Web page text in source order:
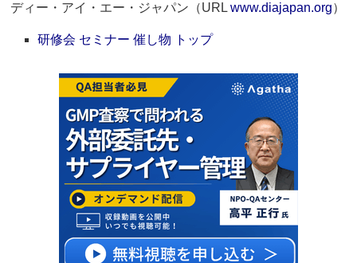
ディー・アイ・エー・ジャパン（URLwww.diajapan.org）
研修会 セミナー 催し物 トップ